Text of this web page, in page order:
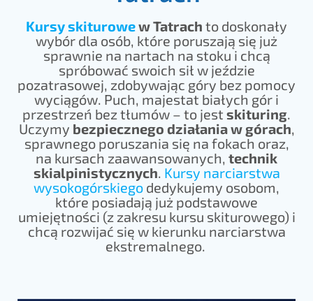
Kursy skiturowew Tatrach to doskonały
wybór dla osób, które poruszają się już
sprawnie na nartach na stoku i chcą
spróbować swoich sił w jeździe
pozatrasowej, zdobywając góry bez pomocy
wyciągów. Puch, majestat białych gór i
przestrzeń bez tłumów – to jest skituring.
Uczymy bezpiecznego działania w górach,
sprawnego poruszania się na fokach oraz,
na kursach zaawansowanych, technik
skialpinistycznych. Kursy narciarstwa
wysokogórskiego dedykujemy osobom,
które posiadają już podstawowe
umiejętności (z zakresu kursu skiturowego) i
chcą rozwijać się w kierunku narciarstwa
ekstremalnego.